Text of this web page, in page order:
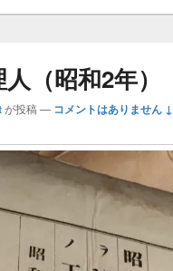
（昭和2年）
が投稿 — コメントはありません ↓